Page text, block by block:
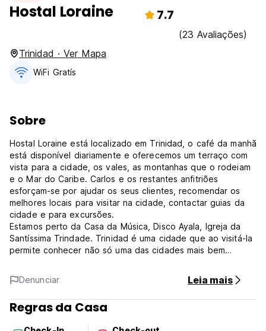
Hostal Loraine 7.7
(23 Avaliações)
Trinidad · Ver Mapa
WiFi Gratís
Sobre
Hostal Loraine está localizado em Trinidad, o café da manhã
está disponível diariamente e oferecemos um terraço com
vista para a cidade, os vales, as montanhas que o rodeiam
e o Mar do Caribe. Carlos e os restantes anfitriões
esforçam-se por ajudar os seus clientes, recomendar os
melhores locais para visitar na cidade, contactar guias da
cidade e para excursões.
Estamos perto da Casa da Música, Disco Ayala, Igreja da
Santíssima Trindade. Trinidad é uma cidade que ao visitá-la
permite conhecer não só uma das cidades mais bem
as belezas arquitetônicas que possui e com um passado de
lendas e realidades incomparáveis.
Na casa de hóspedes há quatro quartos, todos com
banheiro privativo totalmente equipado, água fria e quente,
Denunciar Leia mais
Regras da Casa